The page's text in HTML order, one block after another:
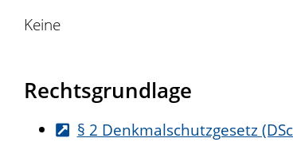
Keine
Rechtsgrundlage
§ 2 Denkmalschutzgesetz